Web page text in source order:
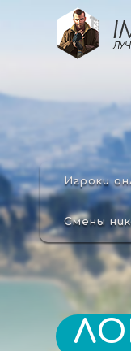
Игроки
Смены